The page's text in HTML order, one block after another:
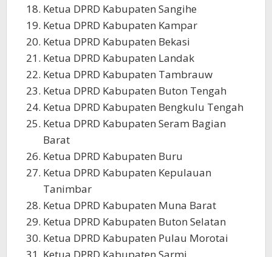
Ketua DPRD Kabupaten Sangihe
Ketua DPRD Kabupaten Kampar
Ketua DPRD Kabupaten Bekasi
Ketua DPRD Kabupaten Landak
Ketua DPRD Kabupaten Tambrauw
Ketua DPRD Kabupaten Buton Tengah
Ketua DPRD Kabupaten Bengkulu Tengah
Ketua DPRD Kabupaten Seram Bagian
Barat
Ketua DPRD Kabupaten Buru
Ketua DPRD Kabupaten Kepulauan
Tanimbar
Ketua DPRD Kabupaten Muna Barat
Ketua DPRD Kabupaten Buton Selatan
Ketua DPRD Kabupaten Pulau Morotai